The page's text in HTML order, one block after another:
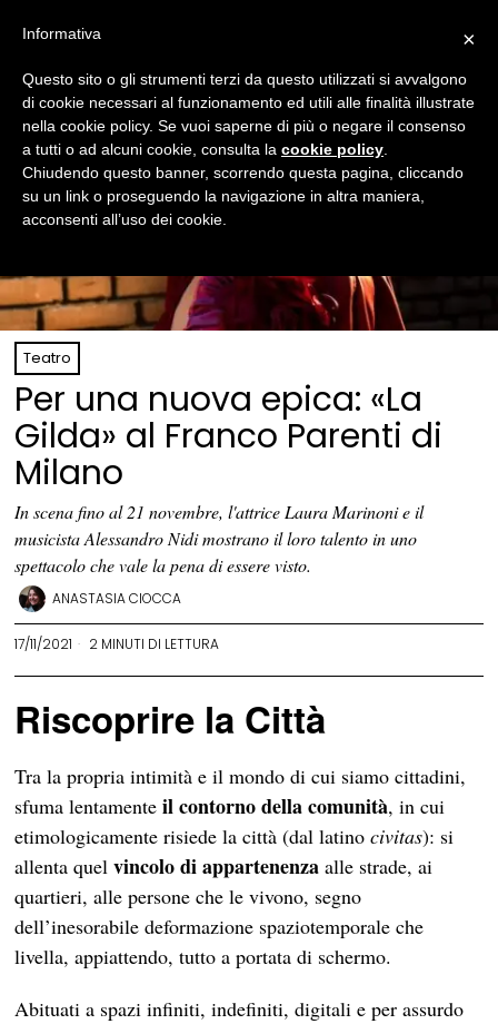
Teatro
Per una nuova epica: «La
Gilda» al Franco Parenti di
Milano
In scena fino al 21 novembre, l'attrice Laura Marinoni e il
musicista Alessandro Nidi mostrano il loro talento in uno
spettacolo che vale la pena di essere visto.
ANASTASIA CIOCCA
17/11/2021 2 MINUTI DI LETTURA
Riscoprire la Città
Tra la propria intimità e il mondo di cui siamo cittadini,
sfuma lentamenteil contorno della comunità, in cui
etimologicamente risiede la città (dal latinocivitas): si
allenta quelvincolo di appartenenza alle strade, ai
quartieri, alle persone che le vivono, segno
dell’inesorabile deformazione spaziotemporale che
livella, appiattendo, tutto a portata di schermo.
Abituati a spazi infiniti, indefiniti, digitali e per assurdo
×
Informativa
Questo sito o gli strumenti terzi da questo utilizzati si avvalgono
di cookie necessari al funzionamento ed utili alle finalità illustrate
nella cookie policy. Se vuoi saperne di più o negare il consenso
a tutti o ad alcuni cookie, consulta la cookie policy
Chiudendo questo banner, scorrendo questa pagina, cliccando
su un link o proseguendo la navigazione in altra maniera,
acconsenti all’uso dei cookie.